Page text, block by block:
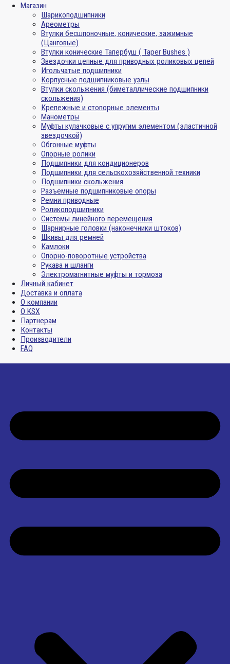
Магазин
Шарикоподшипники
Ареометры
Втулки бесшпоночные, конические, зажимные
(Цанговые)
Втулки конические Тапербуш ( Taper Bushes )
Звездочки цепные для приводных роликовых цепей
Игольчатые подшипники
Корпусные подшипниковые узлы
Втулки скольжения (биметаллические подшипники
скольжения)
Крепежные и стопорные элементы
Манометры
Муфты кулачковые с упругим элементом (эластичной
звездочкой)
Обгонные муфты
Опорные ролики
Подшипники для кондиционеров
Подшипники для сельскохозяйственной техники
Подшипники скольжения
Разъемные подшипниковые опоры
Ремни приводные
Роликоподшипники
Системы линейного перемещения
Шарнирные головки (наконечники штоков)
Шкивы для ремней
Камлоки
Опорно-поворотные устройства
Рукава и шланги
Электромагнитные муфты и тормоза
Личный кабинет
Доставка и оплата
О компании
О KSX
Партнерам
Контакты
Производители
FAQ